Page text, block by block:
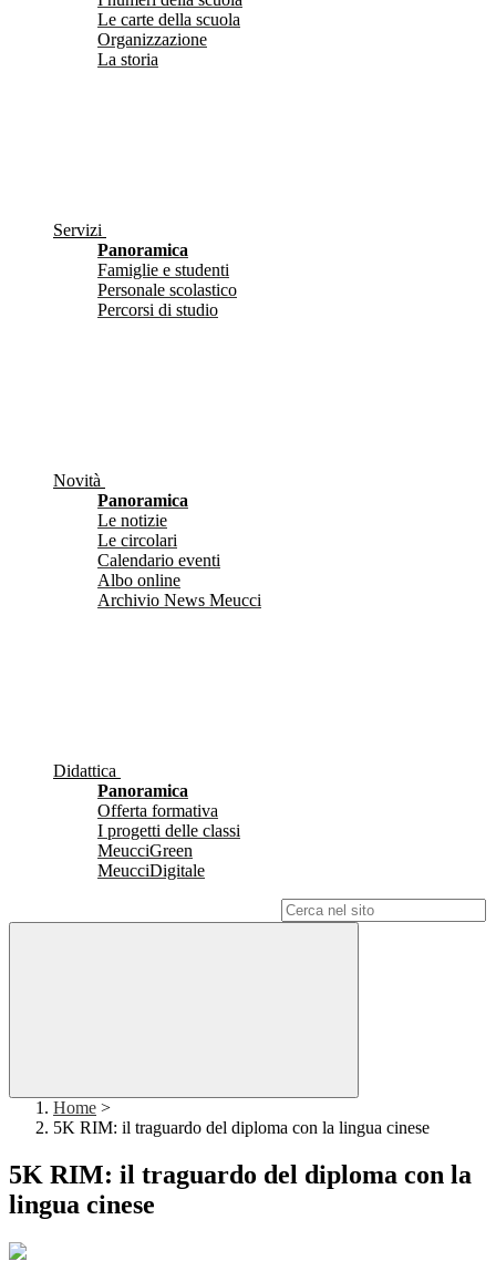
Le carte della scuola
Organizzazione
La storia
Servizi
Panoramica
Famiglie e studenti
Personale scolastico
Percorsi di studio
Novità
Panoramica
Le notizie
Le circolari
Calendario eventi
Albo online
Archivio News Meucci
Didattica
Panoramica
Offerta formativa
I progetti delle classi
MeucciGreen
MeucciDigitale
Home >
5K RIM: il traguardo del diploma con la lingua cinese
5K RIM: il traguardo del diploma con la
lingua cinese